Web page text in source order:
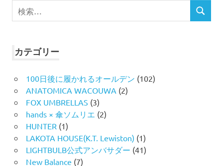
検
索
検
カテゴリー
100日後に履かれるオールデン (102)
ANATOMICA WACOUWA (2)
FOX UMBRELLAS (3)
hands × 傘ソムリエ (2)
HUNTER (1)
LAKOTA HOUSE(K.T. Lewiston) (1)
LIGHTBULB公式アンバサダー (41)
New Balance (7)